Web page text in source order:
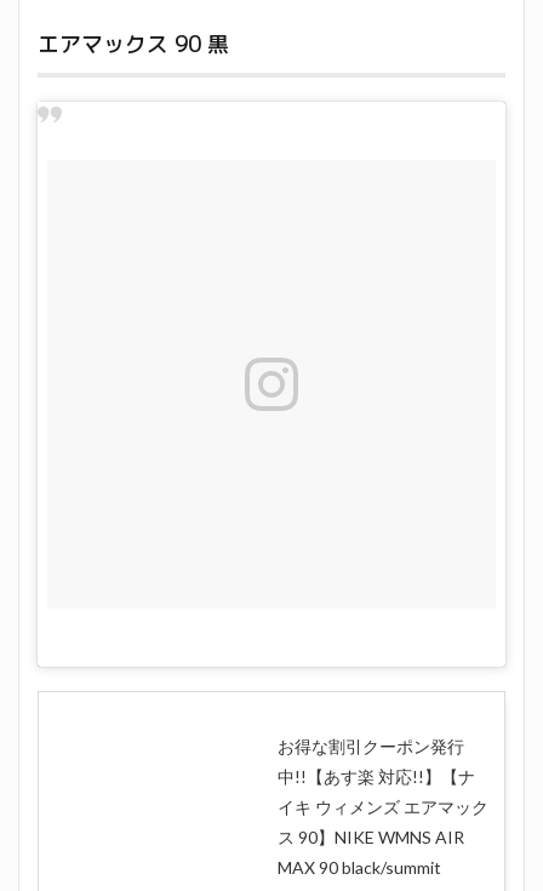
エアマックス 90 黒
お得な割引クーポン発行
中!!【あす楽 対応!!】【ナ
イキ ウィメンズ エアマック
ス 90】NIKE WMNS AIR
MAX 90 black/summit